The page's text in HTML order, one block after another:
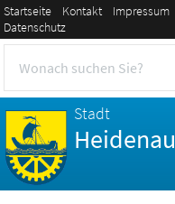
Startseite Kontakt Impressum
Datenschutz
Stadt
Heidenau